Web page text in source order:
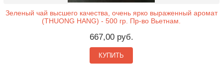
Зеленый чай высшего качества, очень ярко выраженный аромат
(THUONG HANG) - 500 гр. Пр-во Вьетнам.
667,00 руб.
КУПИТЬ